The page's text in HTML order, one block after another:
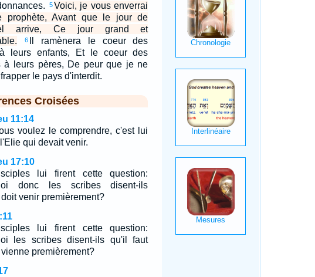
5Voici, je vous enverrai
prophète, Avant que le jour de
arrive, Ce jour grand et
6
Il ramènera le coeur des
leurs enfants, Et le coeur des
à leurs pères, De peur que je ne
le pays d'interdit.
Croisées
11:14
voulez le comprendre, c'est lui
qui devait venir.
17:10
lui firent cette question:
donc les scribes disent-ils
venir premièrement?
lui firent cette question:
les scribes disent-ils qu'il faut
premièrement?